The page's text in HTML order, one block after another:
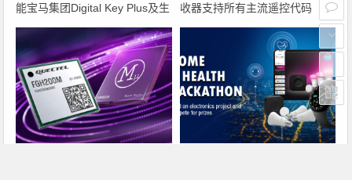
能宝马集团Digital Key Plus及生
命体存在检测功能
收器支持所有主流遥控代码